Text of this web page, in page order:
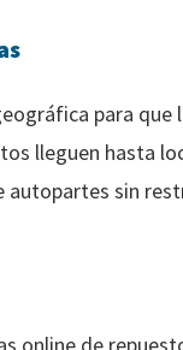
para que
lleguen hasta
autopartes sin
online de